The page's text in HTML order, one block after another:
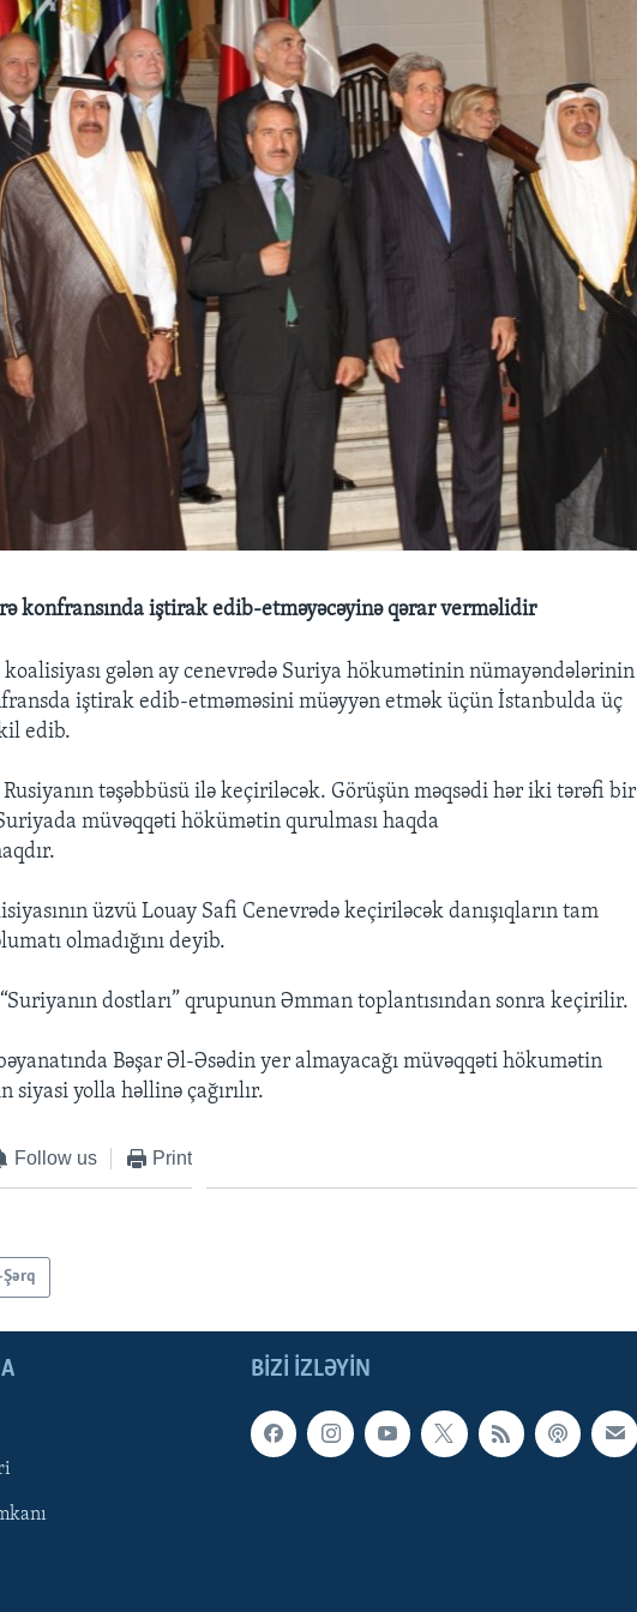
konfransında iştirak edib-etməyəcəyinə qərar verməlidir
gələn ay cenevrədə Suriya hökumətinin nümayəndələrinin
iştirak edib-etməməsini müəyyən etmək üçün İstanbulda üç
edib.
təşəbbüsü ilə keçiriləcək. Görüşün məqsədi hər iki tərəfi bir
müvəqqəti hökümətin qurulması haqda
üzvü Louay Safi Cenevrədə keçiriləcək danışıqların tam
olmadığını deyib.
dostları” qrupunun Əmman toplantısından sonra keçirilir.
Bəşar Əl-Əsədin yer almayacağı müvəqqəti hökumətin
siyasi yolla həllinə çağırılır.
Follow us Print
Şərq
BIZI IZLƏYIN